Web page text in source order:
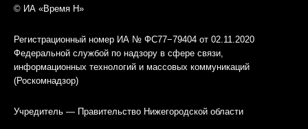
© ИА «Время Н»
Регистрационный номер ИА № ФС77−79404 от 02.11.2020
Федеральной службой по надзору в сфере связи,
информационных технологий и массовых коммуникаций
(Роскомнадзор)
Учредитель — Правительство Нижегородской области